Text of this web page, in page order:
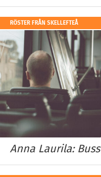
RÖSTER FRÅN SKELLEFTEÅ
Anna Laurila: